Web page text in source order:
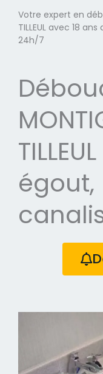
Votre expert en
TILLEUL avec 18
24h/7
égout,